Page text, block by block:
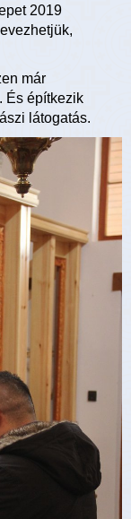
2019
már
És építkezik
látogatás.